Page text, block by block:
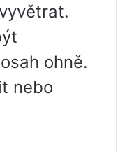
ohně.
nebo